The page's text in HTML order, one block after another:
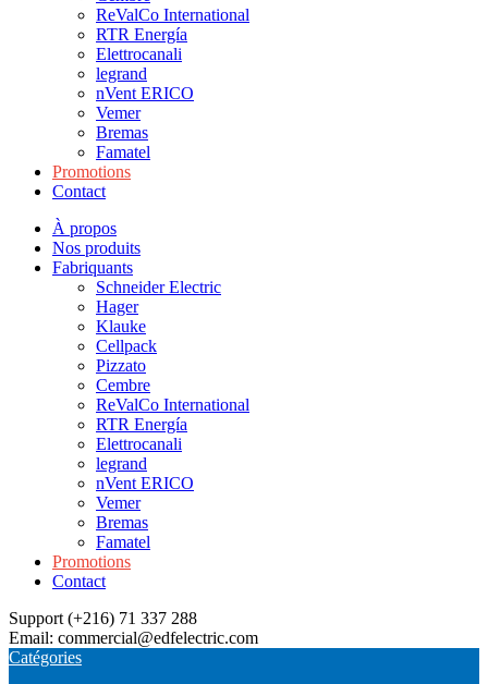
ReValCo International
RTR Energía
Elettrocanali
legrand
nVent ERICO
Vemer
Bremas
Famatel
Promotions
Contact
À propos
Nos produits
Fabriquants
Schneider Electric
Hager
Klauke
Cellpack
Pizzato
Cembre
ReValCo International
RTR Energía
Elettrocanali
legrand
nVent ERICO
Vemer
Bremas
Famatel
Promotions
Contact
Support (+216) 71 337 288
Email: commercial@edfelectric.com
Catégories